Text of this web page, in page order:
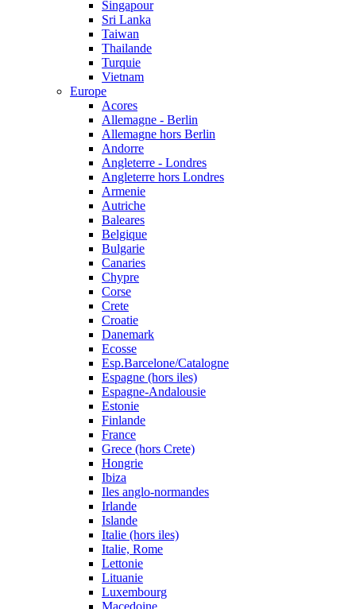
Singapour
Sri Lanka
Taiwan
Thailande
Turquie
Vietnam
Europe
Acores
Allemagne - Berlin
Allemagne hors Berlin
Andorre
Angleterre - Londres
Angleterre hors Londres
Armenie
Autriche
Baleares
Belgique
Bulgarie
Canaries
Chypre
Corse
Crete
Croatie
Danemark
Ecosse
Esp.Barcelone/Catalogne
Espagne (hors iles)
Espagne-Andalousie
Estonie
Finlande
France
Grece (hors Crete)
Hongrie
Ibiza
Iles anglo-normandes
Irlande
Islande
Italie (hors iles)
Italie, Rome
Lettonie
Lituanie
Luxembourg
Macedoine